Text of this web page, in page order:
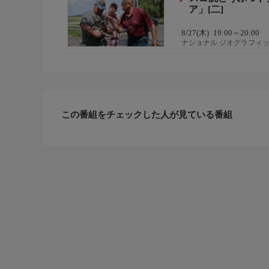
ア」[二]
8/27(木) 19:00～20:00
ナショナル ジオグラフィ
この番組をチェックした人が見ている番組